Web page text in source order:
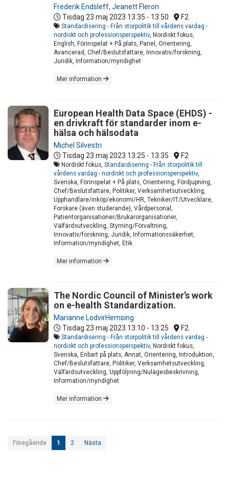
Frederik Endsleff, Jeanett Fleron
Tisdag 23 maj 2023 13:35 - 13:50 F2
Standardisering - Från storpolitik till vårdens vardag -
nordiskt och professionsperspektiv, Nordiskt fokus,
English, Förinspelat + På plats, Panel, Orientering,
Avancerad, Chef/Beslutsfattare, Innovativ/forskning,
Juridik, Information/myndighet
Mer information
European Health Data Space (EHDS) -
en drivkraft för standarder inom e-
hälsa och hälsodata
Michel Silvestri
Tisdag 23 maj 2023 13:25 - 13:35 F2
Nordiskt fokus, Standardisering - Från storpolitik till
vårdens vardag - nordiskt och professionsperspektiv,
Svenska, Förinspelat + På plats, Orientering, Fördjupning,
Chef/Beslutsfattare, Politiker, Verksamhetsutveckling,
Upphandlare/inköp/ekonomi/HR, Tekniker/IT/Utvecklare,
Forskare (även studerande), Vårdpersonal,
Patientorganisationer/Brukarorganisationer,
Välfärdsutveckling, Styrning/Förvaltning,
Innovativ/forskning, Juridik, Informationssäkerhet,
Information/myndighet, Etik
Mer information
The Nordic Council of Minister’s work
on e-health Standardization.
Marianne LodvirHemsing
Tisdag 23 maj 2023 13:10 - 13:25 F2
Standardisering - Från storpolitik till vårdens vardag -
nordiskt och professionsperspektiv, Nordiskt fokus,
Svenska, Enbart på plats, Annat, Orientering, Introduktion,
Chef/Beslutsfattare, Politiker, Verksamhetsutveckling,
Välfärdsutveckling, Uppföljning/Nulägesbeskrivning,
Information/myndighet
Mer information
Föregående 1 2 Nästa